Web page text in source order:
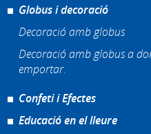
Globus i decoració
Decoració amb globus
Decoració amb globus a
emportar.
Confeti i Efectes
Educació en el lleure